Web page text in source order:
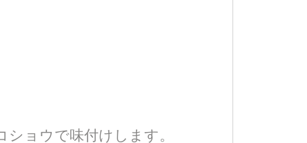
ショウで味付けします。